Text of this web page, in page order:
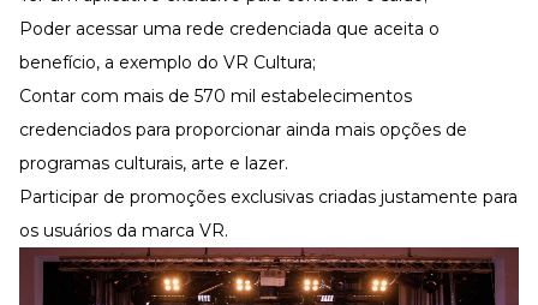
Poder acessar uma rede credenciada que aceita o
benefício, a exemplo do VR Cultura;
Contar com mais de 570 mil estabelecimentos
credenciados para proporcionar ainda mais opções de
programas culturais, arte e lazer.
Participar de promoções exclusivas criadas justamente para
os usuários da marca VR.